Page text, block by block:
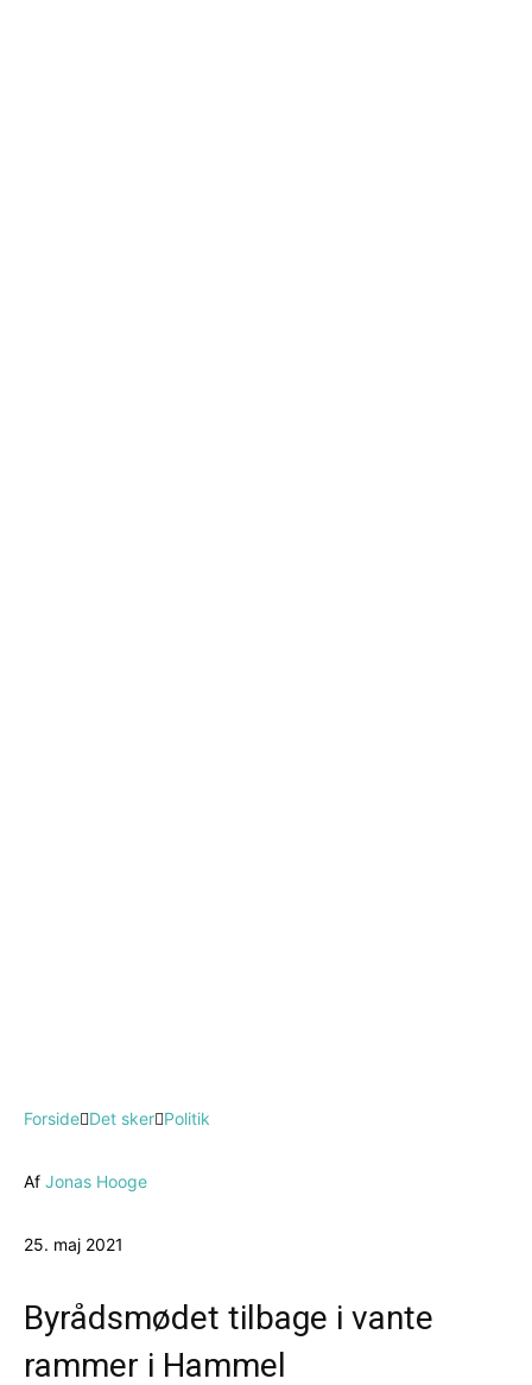
Forside Det sker Politik
Af Jonas Hooge
25. maj 2021
Byrådsmødet tilbage i vante
rammer i Hammel